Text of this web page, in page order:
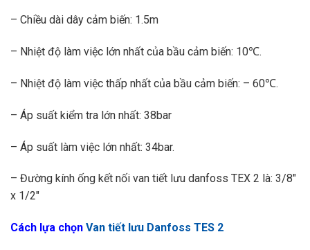
– Chiều dài dây cảm biến: 1.5m
– Nhiệt độ làm việc lớn nhất của bầu cảm biến: 10℃.
– Nhiệt độ làm việc thấp nhất của bầu cảm biến: – 60℃.
– Áp suất kiểm tra lớn nhất: 38bar
– Áp suất làm việc lớn nhất: 34bar.
– Đường kính ống kết nối van tiết lưu danfoss TEX 2 là: 3/8″
x 1/2″
Cách lựa chọn Van tiết lưu Danfoss TES 2